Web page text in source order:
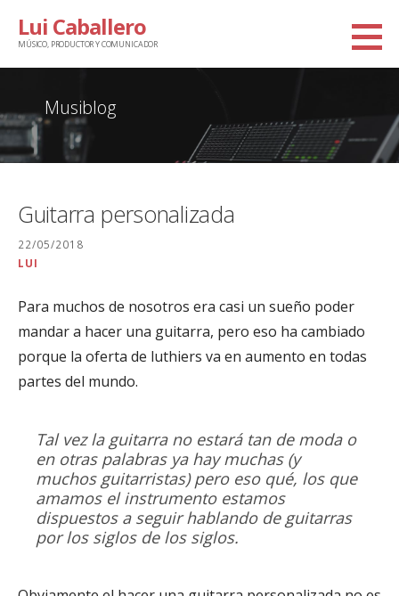
Lui Caballero
MÚSICO, PRODUCTOR Y COMUNICADOR
Musiblog
Guitarra personalizada
22/05/2018
LUI
Para muchos de nosotros era casi un sueño poder
mandar a hacer una guitarra, pero eso ha cambiado
porque la oferta de luthiers va en aumento en todas
partes del mundo.
Tal vez la guitarra no estará tan de moda o
en otras palabras ya hay muchas (y
muchos guitarristas) pero eso qué, los que
amamos el instrumento estamos
dispuestos a seguir hablando de guitarras
por los siglos de los siglos.